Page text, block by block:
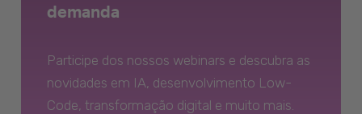
demanda
Participe dos nossos webinars e descubra as
novidades em IA, desenvolvimento Low-
Code, transformação digital e muito mais.